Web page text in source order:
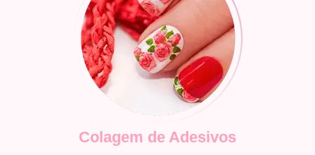
Colagem de Adesivos